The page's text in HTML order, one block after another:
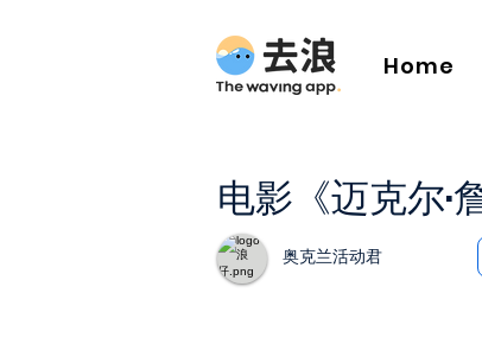
Home
电影《迈克尔·
奥克兰活动君